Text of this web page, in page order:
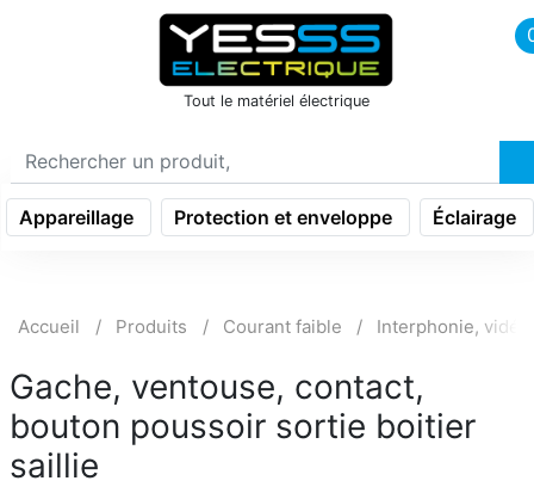
icon menu burger
Tout le matériel électrique
Appareillage Protection et enveloppe Éclairage
Accueil Produits Courant faible Interphonie,
Gache, ventouse, contact,
bouton poussoir sortie boitier
saillie